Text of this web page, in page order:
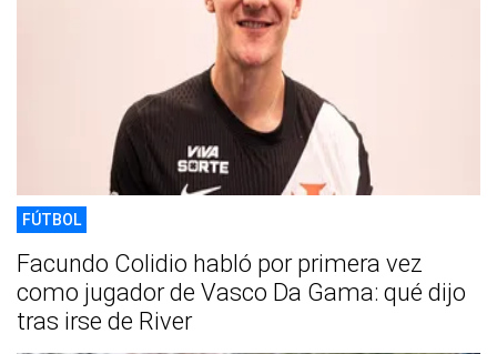
FÚTBOL
Facundo Colidio habló por primera vez
como jugador de Vasco Da Gama: qué dijo
tras irse de River